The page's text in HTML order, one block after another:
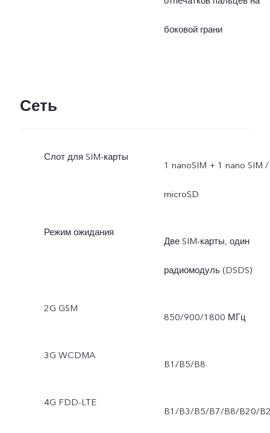
боковой грани
Сеть
Слот для SIM-карты
1 nanoSIM + 1 nano SIM /
microSD
Режим ожидания
Две SIM-карты, один
радиомодуль (DSDS)
2G GSM
850/900/1800 МГц
3G WCDMA
B1/B5/B8
4G FDD-LTE
B1/B3/B5/B7/B8/B20/